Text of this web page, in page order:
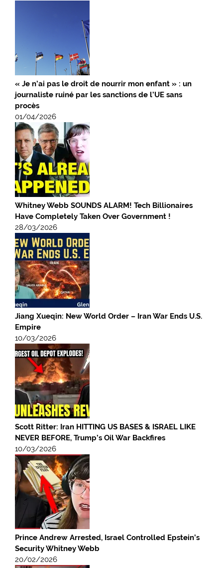
« Je n’ai pas le droit de nourrir mon enfant » : un
journaliste ruiné par les sanctions de l’UE sans
procès
01/04/2026
Whitney Webb SOUNDS ALARM! Tech Billionaires
Have Completely Taken Over Government !
28/03/2026
Jiang Xueqin: New World Order – Iran War Ends U.S.
Empire
10/03/2026
Scott Ritter: Iran HITTING US BASES & ISRAEL LIKE
NEVER BEFORE, Trump’s Oil War Backfires
10/03/2026
Prince Andrew Arrested, Israel Controlled Epstein’s
Security Whitney Webb
20/02/2026